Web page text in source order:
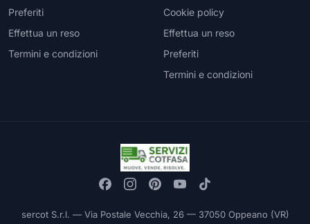
Preferiti
Effettua un reso
Termini e condizioni
Cookie policy
Effettua un reso
Preferiti
Termini e condizioni
sercot S.r.l. — Via Postale Vecchia, 26 — 37050 Oppeano (VR)